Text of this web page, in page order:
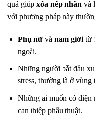
quả giúp xóa nếp nhăn và
với phương pháp này
Phụ nữvà nam giớitừ
ngoài.
Những người bắt đầu
stress, thường là ở vùng
Những ai muốn có diện
can thiệp phẫu thuật.